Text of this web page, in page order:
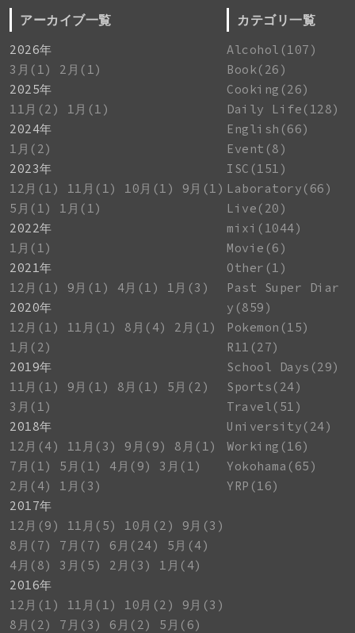
アーカイブ一覧
2026年
3月(1)
2月(1)
2025年
11月(2)
1月(1)
2024年
1月(2)
2023年
12月(1)
11月(1) 10月(1)
9月(1)
5月(1)
1月(1)
2022年
1月(1)
2021年
12月(1)
9月(1) 4月(1)
1月(3)
2020年
12月(1)
11月(1) 8月(4)
2月(1)
1月(2)
2019年
11月(1)
9月(1) 8月(1)
5月(2)
3月(1)
2018年
12月(4)
11月(3) 9月(9)
8月(1)
7月(1)
5月(1) 4月(9)
3月(1)
2月(4)
1月(3)
2017年
12月(9)
11月(5) 10月(2)
9月(3)
8月(7)
7月(7) 6月(24)
5月(4)
4月(8)
3月(5) 2月(3)
1月(4)
2016年
12月(1)
11月(1) 10月(2)
9月(3)
8月(2)
7月(3) 6月(2)
5月(6)
カテゴリ一覧
Alcohol(107)
Book(26)
Cooking(26)
Daily Life(128)
English(66)
Event(8)
ISC(151)
Laboratory(66)
Live(20)
mixi(1044)
Movie(6)
Other(1)
Past Super Diar
y(859)
Pokemon(15)
R11(27)
School Days(29)
Sports(24)
Travel(51)
University(24)
Working(16)
Yokohama(65)
YRP(16)